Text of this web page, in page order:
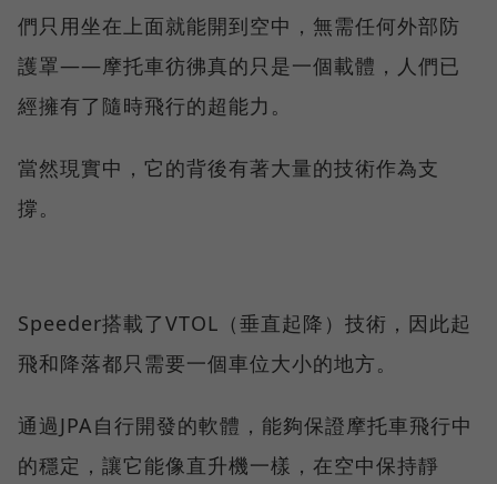
們只用坐在上面就能開到空中，無需任何外部防
護罩——摩托車彷彿真的只是一個載體，人們已
經擁有了隨時飛行的超能力。
當然現實中，它的背後有著大量的技術作為支
撐。
Speeder搭載了VTOL（垂直起降）技術，因此起
飛和降落都只需要一個車位大小的地方。
通過JPA自行開發的軟體，能夠保證摩托車飛行中
的穩定，讓它能像直升機一樣，在空中保持靜